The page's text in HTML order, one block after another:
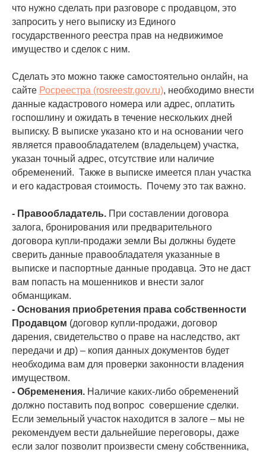
что нужно сделать при разговоре с продавцом, это
запросить у него выписку из Единого
государственного реестра прав на недвижимое
имущество и сделок с ним.
Сделать это можно также самостоятельно онлайн, на
сайте Росреестра (rosreestr.gov.ru), необходимо внести
данные кадастрового номера или адрес, оплатить
госпошлину и ожидать в течение нескольких дней
выписку. В выписке указано кто и на основании чего
является правообладателем (владельцем) участка,
указан точный адрес, отсутствие или наличие
обременений. Также в выписке имеется план участка
и его кадастровая стоимость. Почему это так важно.
- Правообладатель. При составлении договора
залога, бронирования или предварительного
договора купли-продажи земли Вы должны будете
сверить данные правообладателя указанные в
выписке и паспортные данные продавца. Это не даст
вам попасть на мошенников и внести залог
обманщикам.
- Основания приобретения права собственности
Продавцом (договор купли-продажи, договор
дарения, свидетельство о праве на наследство, акт
передачи и др) – копия данных документов будет
необходима вам для проверки законности владения
имуществом.
- Обременения. Наличие каких-либо обременений
должно поставить под вопрос совершение сделки.
Если земельный участок находится в залоге – мы не
рекомендуем вести дальнейшие переговоры, даже
если залог позволит произвести смену собственника,